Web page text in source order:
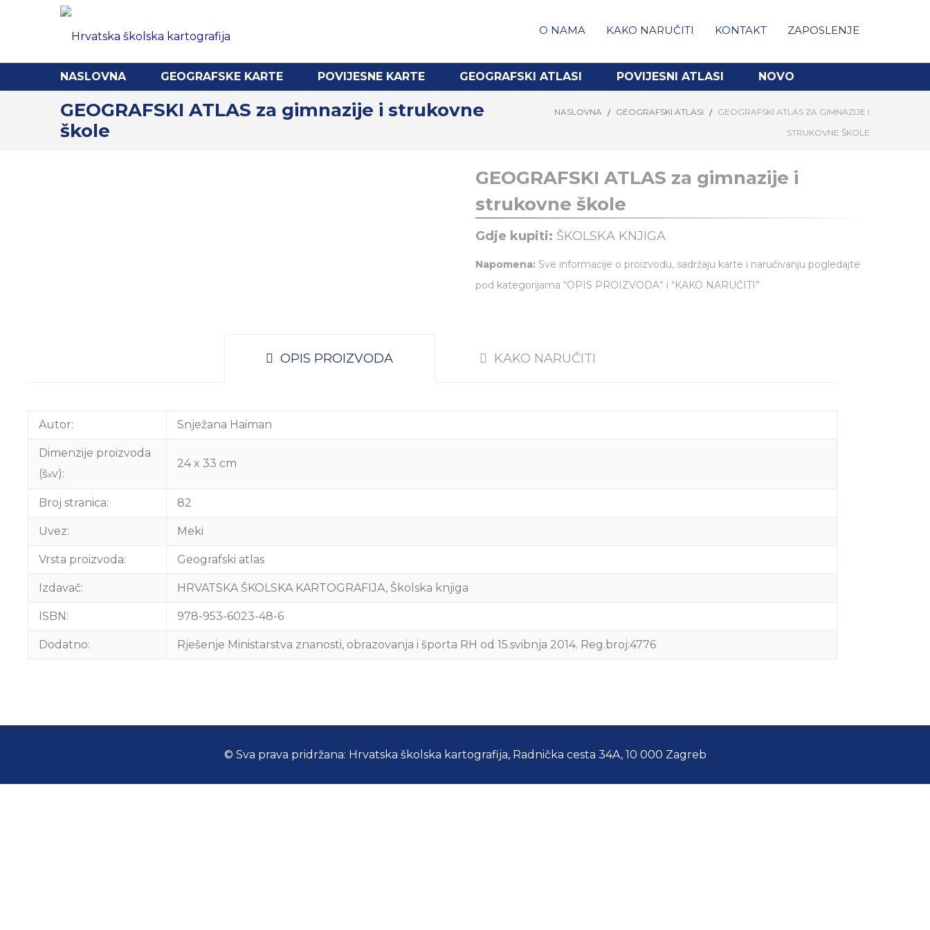
O NAMA KAKO NARUČITI KONTAKT ZAPOSLENJE
NASLOVNA GEOGRAFSKE KARTE POVIJESNE KARTE GEOGRAFSKI ATLASI POVIJESNI ATLASI NOVO
GEOGRAFSKI ATLAS za gimnazije i strukovne
škole
NASLOVNA GEOGRAFSKI ATLASI
GEOGRAFSKI ATLAS ZA GIMNAZIJE I
STRUKOVNE ŠKOLE
GEOGRAFSKI ATLAS za gimnazije i
strukovne škole
Gdje kupiti: ŠKOLSKA KNJIGA
Napomena: Sve informacije o proizvodu, sadržaju karte i naručivanju pogledajte
pod kategorijama “OPIS PROIZVODA” i “KAKO NARUČITI”
OPIS PROIZVODA KAKO NARUČITI
Autor: Snježana Haiman
Dimenzije proizvoda
(šxv):
24 x 33 cm
Broj stranica: 82
Uvez: Meki
Vrsta proizvoda: Geografski atlas
Izdavač: HRVATSKA ŠKOLSKA KARTOGRAFIJA, Školska knjiga
ISBN: 978-953-6023-48-6
Dodatno: Rješenje Ministarstva znanosti, obrazovanja i športa RH od 15.svibnja 2014. Reg.broj:4776
© Sva prava pridržana: Hrvatska školska kartografija, Radnička cesta 34A, 10 000 Zagreb